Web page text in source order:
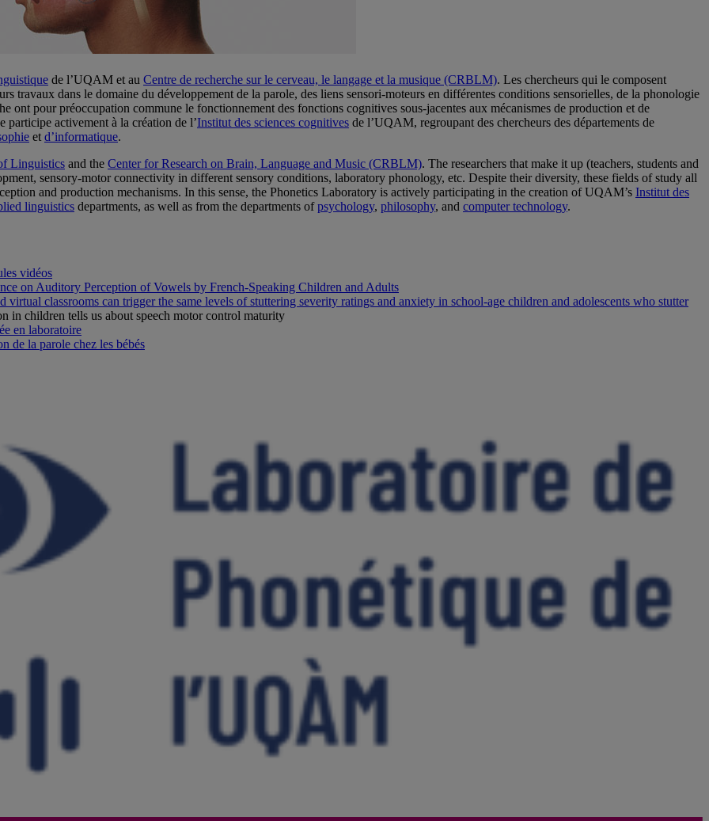
de l’UQAM et au Centre de recherche sur le cerveau, le langage et la musique (CRBLM). Les chercheurs qui le composent
travaux dans le domaine du développement de la parole, des liens sensori-moteurs en différentes conditions sensorielles, de la phonologie
ont pour préoccupation commune le fonctionnement des fonctions cognitives sous-jacentes aux mécanismes de production et de
participe activement à la création de l’Institut des sciences cognitives de l’UQAM, regroupant des chercheurs des départements de
et d’informatique.
Linguistics and the Center for Research on Brain, Language and Music (CRBLM). The researchers that make it up (teachers, students and
sensory-motor connectivity in different sensory conditions, laboratory phonology, etc. Despite their diversity, these fields of study all
and production mechanisms. In this sense, the Phonetics Laboratory is actively participating in the creation of UQAM’s Institut des
linguistics departments, as well as from the departments ofpsychology, philosophy, and computer technology.
vidéos
on Auditory Perception of Vowels by French-Speaking Children and Adults
virtual classrooms can trigger the same levels of stuttering severity ratings and anxiety in school-age children and adolescents who stutter
in children tells us about speech motor control maturity
en laboratoire
de la parole chez les bébés